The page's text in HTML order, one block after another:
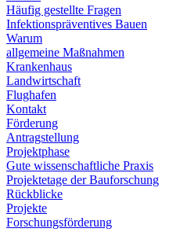
Häufig gestellte Fragen
Infektionspräventives Bauen
Warum
allgemeine Maßnahmen
Krankenhaus
Landwirtschaft
Flughafen
Kontakt
Förderung
Antragstellung
Projektphase
Gute wissenschaftliche Praxis
Projektetage der Bauforschung
Rückblicke
Projekte
Forschungsförderung